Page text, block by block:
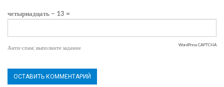
четырнадцать − 13 =
Анти-спам: выполните задание WordPress CAPTCHA